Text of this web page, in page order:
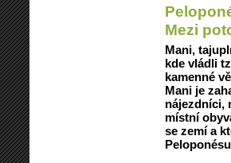
Mezi
Mani,
kde vládli
kamenné
Mani je
nájezdníci,
místní
se zemí a